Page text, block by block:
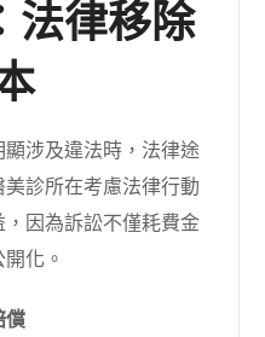
法律移除
涉及違法時，法律途
診所在考慮法律行動
因為訴訟不僅耗費金
化。
償